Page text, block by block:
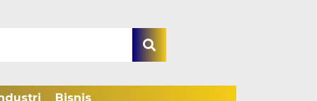
Bisnis